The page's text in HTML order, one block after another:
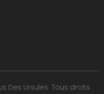
Des Ursules. Tous droits